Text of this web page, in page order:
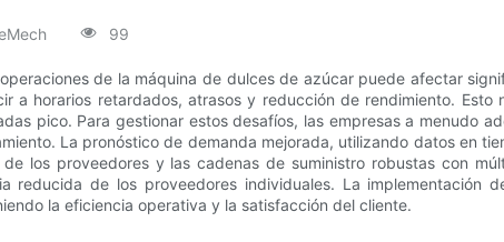
99
de la máquina de dulces de azúcar puede afectar
a horarios retardados, atrasos y reducción de rendimiento.
pico. Para gestionar estos desafíos, las empresas a menudo
La pronóstico de demanda mejorada, utilizando datos en
los proveedores y las cadenas de suministro robustas con
reducida de los proveedores individuales. La
la eficiencia operativa y la satisfacción del cliente.